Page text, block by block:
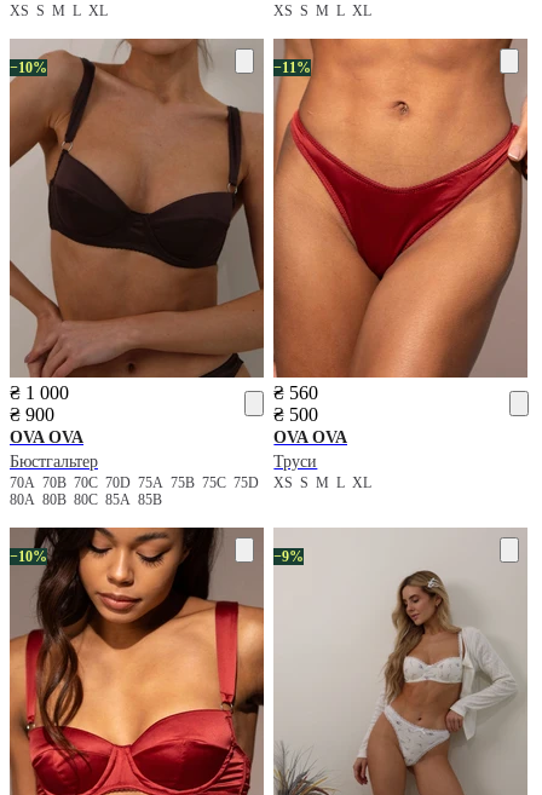
XS S M L XL XSSMLXL
−10%
₴ 1 000
₴ 900
OVA OVA
Бюстгальтер
70A 70B 70C 70D 75A 75B 75C 75D
80A 80B 80C 85A 85B
−11%
₴ 560
₴ 500
OVA OVA
Труси
XSSMLXL
−10% −9%